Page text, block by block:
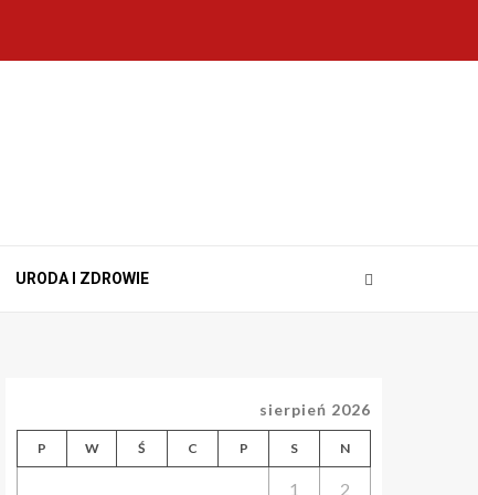
URODA I ZDROWIE
sierpień 2026
P W Ś C P S N
1 2